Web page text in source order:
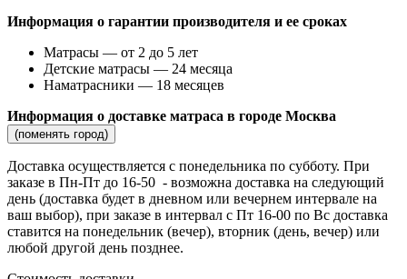
Информация о гарантии производителя и ее сроках
Матрасы — от 2 до 5 лет
Детские матрасы — 24 месяца
Наматрасники — 18 месяцев
Информация о доставке матраса в городе Москва
(поменять город)
Доставка осуществляется c понедельника по субботу. При
заказе в Пн-Пт до 16-50 - возможна доставка на следующий
день (доставка будет в дневном или вечернем интервале на
ваш выбор), при заказе в интервал с Пт 16-00 по Вс доставка
ставится на понедельник (вечер), вторник (день, вечер) или
любой другой день позднее.